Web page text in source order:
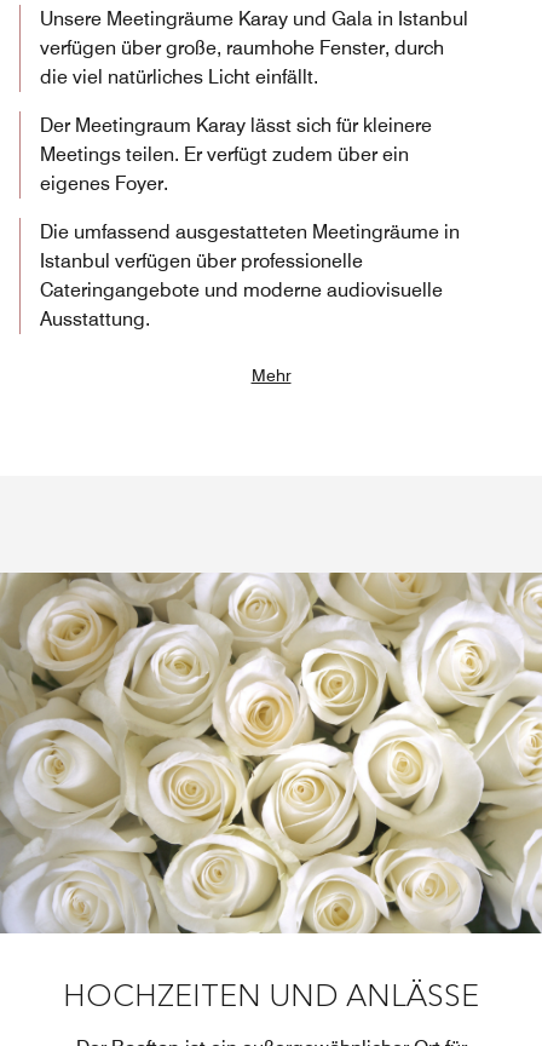
Unsere Meetingräume Karay und Gala in Istanbul
verfügen über große, raumhohe Fenster, durch
die viel natürliches Licht einfällt.
Der Meetingraum Karay lässt sich für kleinere
Meetings teilen. Er verfügt zudem über ein
eigenes Foyer.
Die umfassend ausgestatteten Meetingräume in
Istanbul verfügen über professionelle
Cateringangebote und moderne audiovisuelle
Ausstattung.
Mehr
HOCHZEITEN UND ANLÄSSE